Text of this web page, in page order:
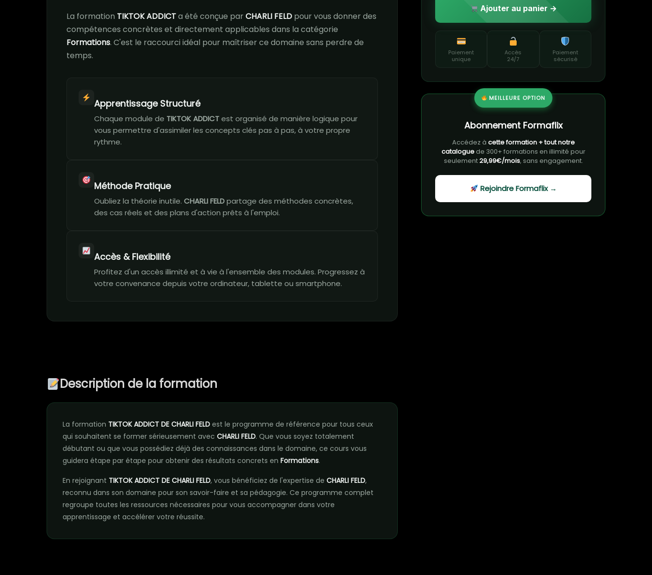
La formation TIKTOK ADDICTa été conçue parCHARLI FELD pour vous donner des
compétences concrètes et directement applicables dans la catégorie
Formations. C'est le raccourci idéal pour maîtriser ce domaine sans perdre de
temps.
Apprentissage Structuré
Chaque module de TIKTOK ADDICTest organisé de manière logique pour
vous permettre d'assimiler les concepts clés pas à pas, à votre propre
rythme.
Méthode Pratique
Oubliez la théorie inutile. CHARLI FELDpartage des méthodes concrètes,
des cas réels et des plans d'action prêts à l'emploi.
Accès & Flexibilité
Profitez d'un accès illimité et à vie à l'ensemble des modules. Progressez à
votre convenance depuis votre ordinateur, tablette ou smartphone.
Description de la formation
La formation TIKTOK ADDICT DE CHARLI FELD est le programme de référence pour tous ceux
qui souhaitent se former sérieusement avec CHARLI FELD. Que vous soyez totalement
débutant ou que vous possédiez déjà des connaissances dans le domaine, ce cours vous
guidera étape par étape pour obtenir des résultats concrets en Formations.
En rejoignant TIKTOK ADDICT DE CHARLI FELD, vous bénéficiez de l'expertise de CHARLI FELD,
reconnu dans son domaine pour son savoir-faire et sa pédagogie. Ce programme complet
regroupe toutes les ressources nécessaires pour vous accompagner dans votre
apprentissage et accélérer votre réussite.
Ajouter au panier →
Paiement
unique
Accès
24/7
Paiement
sécurisé
MEILLEURE OPTION
Abonnement Formaflix
Accédez à cette formation + tout notre
cataloguede 300+ formations en illimité pour
seulement29,99€/mois, sans engagement.
Rejoindre Formaflix →